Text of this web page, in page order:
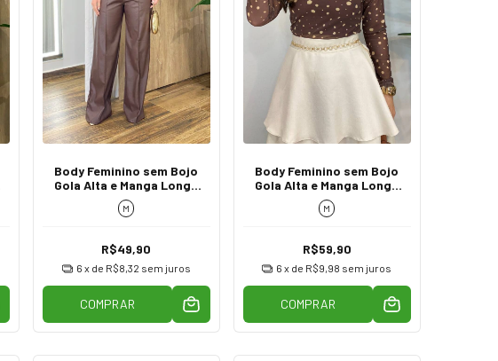
Body Feminino sem Bojo
Gola Alta e Manga Longa
de Tule Marrom
M
R$49,90
6 x de R$8,32 sem juros
COMPRAR
Body Feminino sem Bojo
Gola Alta e Manga Longa
de Tule Poá Marrom
M
R$59,90
6 x de R$9,98 sem juros
COMPRAR